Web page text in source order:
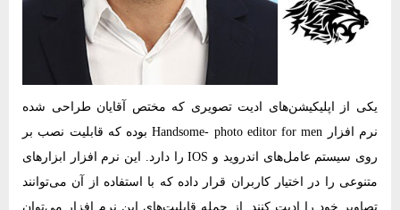
یکی از اپلیکیشن‌های ادیت تصویری که مختص آقایان طراحی شده
نرم‌ افزار Handsome- photo editor for men بوده که قابلیت نصب بر
روی سیستم عامل‌های اندروید و IOS را دارد. این نرم‌ افزار ابزارهای
متنوعی را در اختیار کاربران قرار داده که با استفاده از آن می‌توانند
تصاویر خود را ادیت کنند. از جمله قابلیت‌های این نرم‌ افزار می‌توان